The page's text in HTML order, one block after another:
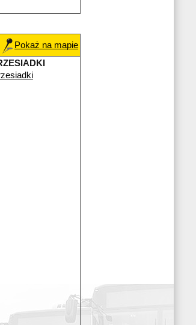
Pokaż na mapie